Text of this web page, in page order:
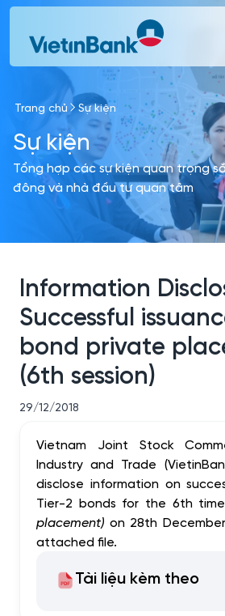
Skip to Main Content
Trang chủ Sự kiện
Sự kiện
Tổng hợp các sự kiện quan trọng
đông và nhà đầu tư quan tâm
Information
Successful
bond private
(6th session)
29/12/2018
Vietnam Joint Stock
Industry and Trade
disclose information on
Tier-2 bonds for the 6th time
placement) on 28th
attached file.
Tài liệu kèm theo